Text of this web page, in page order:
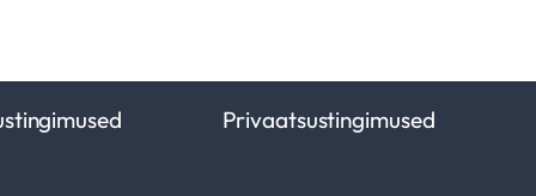
Privaatsustingimused